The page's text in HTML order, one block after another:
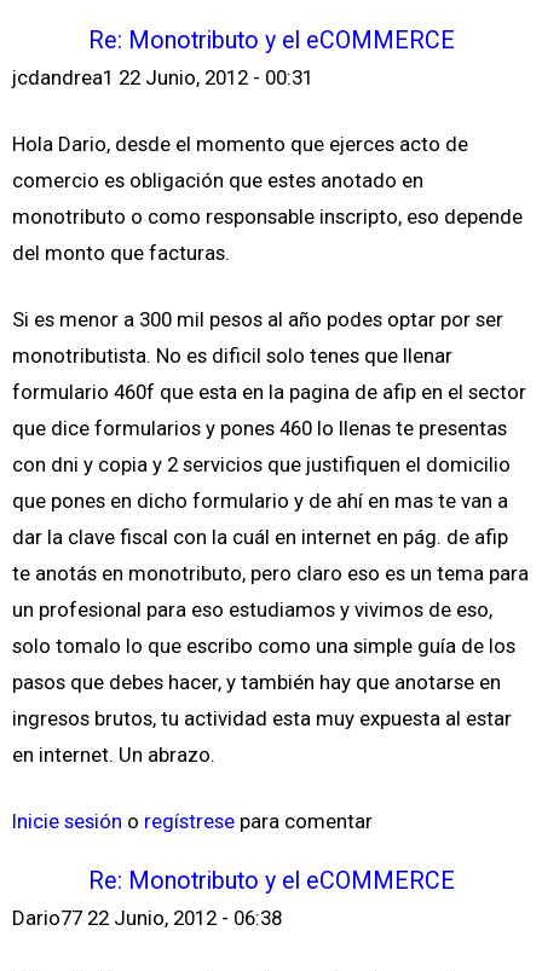
Re: Monotributo y el eCOMMERCE
jcdandrea1 22 Junio, 2012 - 00:31
Hola Dario, desde el momento que ejerces acto de
comercio es obligación que estes anotado en
monotributo o como responsable inscripto, eso depende
del monto que facturas.
Si es menor a 300 mil pesos al año podes optar por ser
monotributista. No es dificil solo tenes que llenar
formulario 460f que esta en la pagina de afip en el sector
que dice formularios y pones 460 lo llenas te presentas
con dni y copia y 2 servicios que justifiquen el domicilio
que pones en dicho formulario y de ahí en mas te van a
dar la clave fiscal con la cuál en internet en pág. de afip
te anotás en monotributo, pero claro eso es un tema para
un profesional para eso estudiamos y vivimos de eso,
solo tomalo lo que escribo como una simple guía de los
pasos que debes hacer, y también hay que anotarse en
ingresos brutos, tu actividad esta muy expuesta al estar
en internet. Un abrazo.
Inicie sesión o regístrese para comentar
Re: Monotributo y el eCOMMERCE
Dario77 22 Junio, 2012 - 06:38